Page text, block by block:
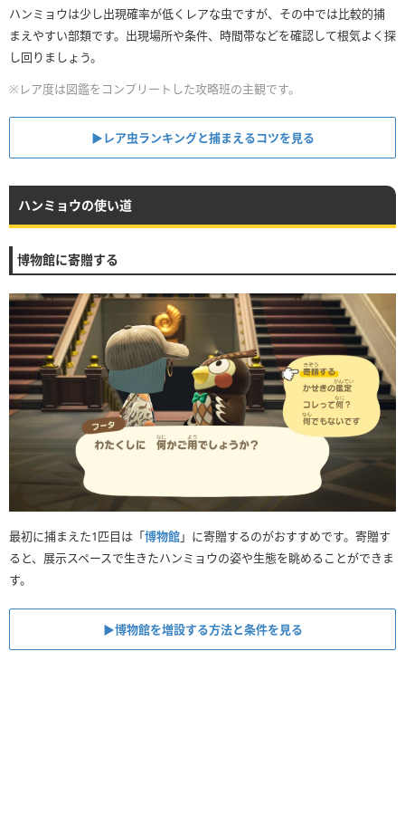
ハンミョウは少し出現確率が低くレアな虫ですが、その中では比較的捕
まえやすい部類です。出現場所や条件、時間帯などを確認して根気よく探
し回りましょう。
※レア度は図鑑をコンプリートした攻略班の主観です。
▶︎レア虫ランキングと捕まえるコツを見る
ハンミョウの使い道
博物館に寄贈する
最初に捕まえた1匹目は「博物館」に寄贈するのがおすすめです。寄贈す
ると、展示スペースで生きたハンミョウの姿や生態を眺めることができま
す。
▶︎博物館を増設する方法と条件を見る